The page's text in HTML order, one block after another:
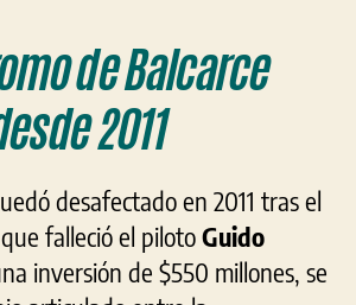
de Balcarce
2011
desafectado en 2011 tras el
falleció el pilotoGuido
inversión de $550 millones, se